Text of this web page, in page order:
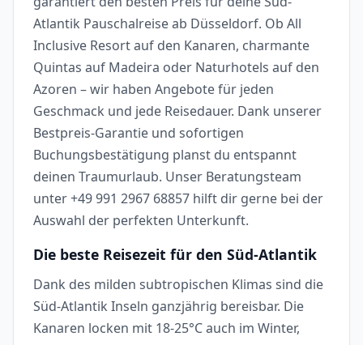
Atlantik Pauschalreise ab Düsseldorf. Ob All
Inclusive Resort auf den Kanaren, charmante
Quintas auf Madeira oder Naturhotels auf den
Azoren – wir haben Angebote für jeden
Geschmack und jede Reisedauer. Dank unserer
Bestpreis-Garantie und sofortigen
Buchungsbestätigung planst du entspannt
deinen Traumurlaub. Unser Beratungsteam
unter +49 991 2967 68857 hilft dir gerne bei der
Auswahl der perfekten Unterkunft.
Die beste Reisezeit für den Süd-Atlantik
Dank des milden subtropischen Klimas sind die
Süd-Atlantik Inseln ganzjährig bereisbar. Die
Kanaren locken mit 18-25°C auch im Winter,